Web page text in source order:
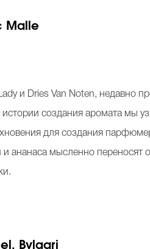
Malle
и Dries Van Noten, недавно
создания аромата мы
для создания
мысленно переносят
Bvlgari